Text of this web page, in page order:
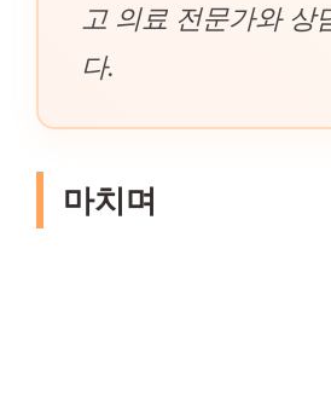
고 의료 전문가와 상
다.
마치며